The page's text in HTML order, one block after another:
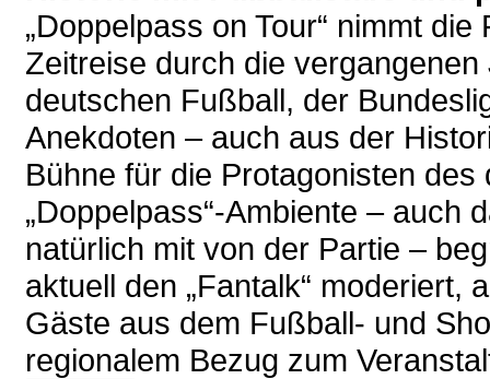
„Doppelpass on Tour“ nimmt
Zeitreise durch die
deutschen Fußball, der
Anekdoten – auch aus der
Bühne für die Protagonisten
„Doppelpass“-Ambiente – auch
natürlich mit von der Partie –
aktuell den „Fantalk“ moderiert,
Gäste aus dem Fußball- und
regionalem Bezug zum